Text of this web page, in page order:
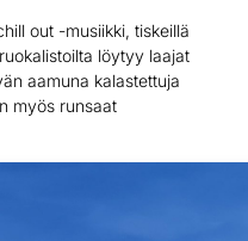
out -musiikki, tiskeillä
löytyy laajat
aamuna kalastettuja
myös runsaat